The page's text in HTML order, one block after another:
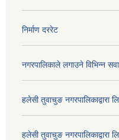
निर्माण दररेट
नगरपालिकाले लगाउने विभिन्न
हलेसी तुवाचुङ
हलेसी तुवाचुङ